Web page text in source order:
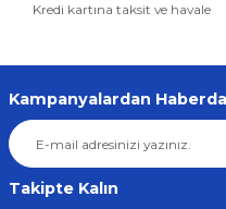
Kredi kartına taksit ve havale
Kampanyalardan
Takipte Kalın